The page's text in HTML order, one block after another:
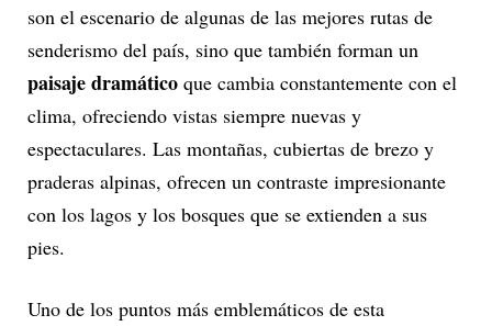
son el escenario de algunas de las mejores rutas de
senderismo del país, sino que también forman un
paisaje dramático que cambia constantemente con el
clima, ofreciendo vistas siempre nuevas y
espectaculares. Las montañas, cubiertas de brezo y
praderas alpinas, ofrecen un contraste impresionante
con los lagos y los bosques que se extienden a sus
pies.
Uno de los puntos más emblemáticos de esta